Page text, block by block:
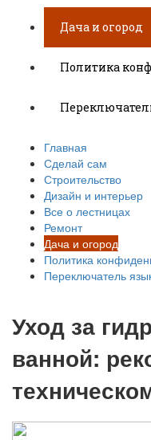
Дача и огород
Политика
Главная
Сделай сам
Строительство
Дизайн и интерьер
Все о лестницах
Ремонт
Дача и огород
Политика
Переключатель
Уход за
ванной: